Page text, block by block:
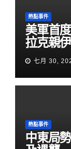
熱點事件
美軍首
拉克親
七月 30,
熱點事件
中東局